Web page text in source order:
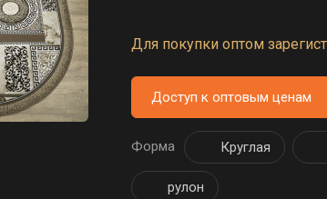
Для покупки оптом
Доступ к оптовым ценам
Форма Круглая
рулон